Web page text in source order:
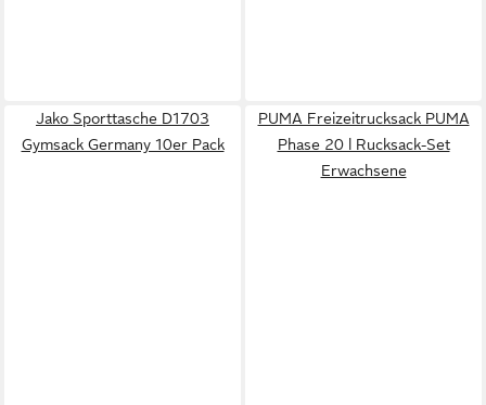
Jako Sporttasche D1703
Gymsack Germany 10er Pack
PUMA Freizeitrucksack PUMA
Phase 20 l Rucksack-Set
Erwachsene